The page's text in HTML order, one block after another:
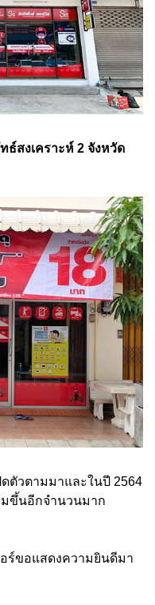
สงเคราะห์ 2 จังหวัด
ตัวตามมาและในปี 2564
มขึ้นอีกจำนวนมาก
ร์ขอแสดงความยินดีมา